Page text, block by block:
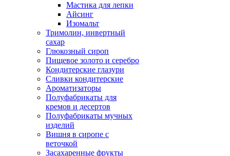
Мастика для лепки
Айсинг
Изомальт
Тримолин, инвертный
сахар
Глюкозный сироп
Пищевое золото и серебро
Кондитерские глазури
Сливки кондитерские
Ароматизаторы
Полуфабрикаты для
кремов и десертов
Полуфабрикаты мучных
изделий
Вишня в сиропе с
веточкой
Засахаренные фрукты